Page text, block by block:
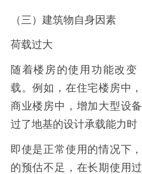
（三）建筑物自身因素
荷载过大
随着楼房的使用功能改
载。例如，在住宅楼房中
商业楼房中，增加大型设
过了地基的设计承载能力时
即使是正常使用的情况下
的预估不足，在长期使用